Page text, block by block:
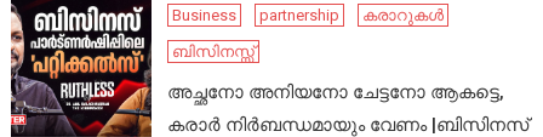
Business partnership
കരാറുകൾ
ബിസിനസ്സ്
അച്ഛനോ അനിയനോ ചേട്ടനോ ആകട്ടെ,
കരാർ നിർബന്ധമായും വേണം |ബിസിനസ്